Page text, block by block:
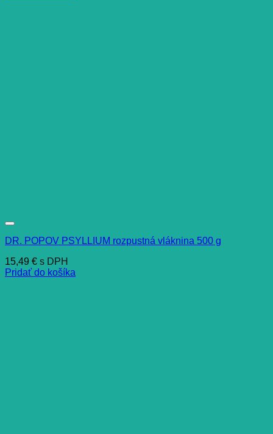
DR. POPOV PSYLLIUM rozpustná vláknina 500 g
15,49 € s DPH
Pridať do košíka